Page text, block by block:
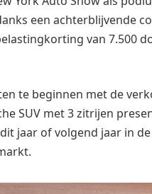
een achterblijvende
van 7.500
te beginnen met de
SUV met 3 zitrijen
jaar of volgend jaar in